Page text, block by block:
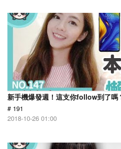
新手機爆發週！這支你follow到了嗎
# 191
2018-10-26 01:00